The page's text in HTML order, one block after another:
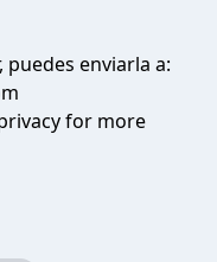
enviarla a:
for more